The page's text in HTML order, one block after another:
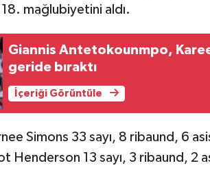
mağlubiyetini aldı.
Giannis Antetokounmpo,
geride bıraktı
İçeriği Görüntüle
Simons 33 sayı, 8 ribaund, 6
Henderson 13 sayı, 3 ribaund, 2